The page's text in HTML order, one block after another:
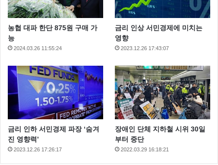
농협 대파 한단 875원 구매 가
능
2024.03.26 11:55:24
금리 인상 서민경제에 미치는
영향
2023.12.26 17:43:07
금리 인하 서민경제 파장 ‘숨겨
진 영향력’
2023.12.26 17:26:17
장애인 단체 지하철 시위 30일
부터 중단
2022.03.29 16:18:21